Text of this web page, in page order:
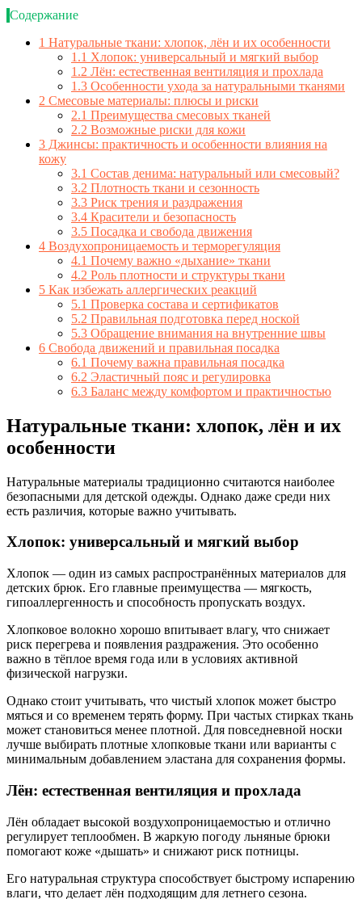
Содержание
1 Натуральные ткани: хлопок, лён и их особенности
1.1 Хлопок: универсальный и мягкий выбор
1.2 Лён: естественная вентиляция и прохлада
1.3 Особенности ухода за натуральными тканями
2 Смесовые материалы: плюсы и риски
2.1 Преимущества смесовых тканей
2.2 Возможные риски для кожи
3 Джинсы: практичность и особенности влияния на
кожу
3.1 Состав денима: натуральный или смесовый?
3.2 Плотность ткани и сезонность
3.3 Риск трения и раздражения
3.4 Красители и безопасность
3.5 Посадка и свобода движения
4 Воздухопроницаемость и терморегуляция
4.1 Почему важно «дыхание» ткани
4.2 Роль плотности и структуры ткани
5 Как избежать аллергических реакций
5.1 Проверка состава и сертификатов
5.2 Правильная подготовка перед ноской
5.3 Обращение внимания на внутренние швы
6 Свобода движений и правильная посадка
6.1 Почему важна правильная посадка
6.2 Эластичный пояс и регулировка
6.3 Баланс между комфортом и практичностью
Натуральные ткани: хлопок, лён и их
особенности
Натуральные материалы традиционно считаются наиболее
безопасными для детской одежды. Однако даже среди них
есть различия, которые важно учитывать.
Хлопок: универсальный и мягкий выбор
Хлопок — один из самых распространённых материалов для
детских брюк. Его главные преимущества — мягкость,
гипоаллергенность и способность пропускать воздух.
Хлопковое волокно хорошо впитывает влагу, что снижает
риск перегрева и появления раздражения. Это особенно
важно в тёплое время года или в условиях активной
физической нагрузки.
Однако стоит учитывать, что чистый хлопок может быстро
мяться и со временем терять форму. При частых стирках ткань
может становиться менее плотной. Для повседневной носки
лучше выбирать плотные хлопковые ткани или варианты с
минимальным добавлением эластана для сохранения формы.
Лён: естественная вентиляция и прохлада
Лён обладает высокой воздухопроницаемостью и отлично
регулирует теплообмен. В жаркую погоду льняные брюки
помогают коже «дышать» и снижают риск потницы.
Его натуральная структура способствует быстрому испарению
влаги, что делает лён подходящим для летнего сезона.